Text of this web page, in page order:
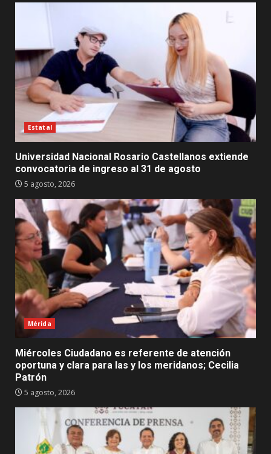
Estatal
Universidad Nacional Rosario Castellanos extiende
convocatoria de ingreso al 31 de agosto
5 agosto, 2026
Mérida
Miércoles Ciudadano es referente de atención
oportuna y clara para las y los meridanos; Cecilia
Patrón
5 agosto, 2026